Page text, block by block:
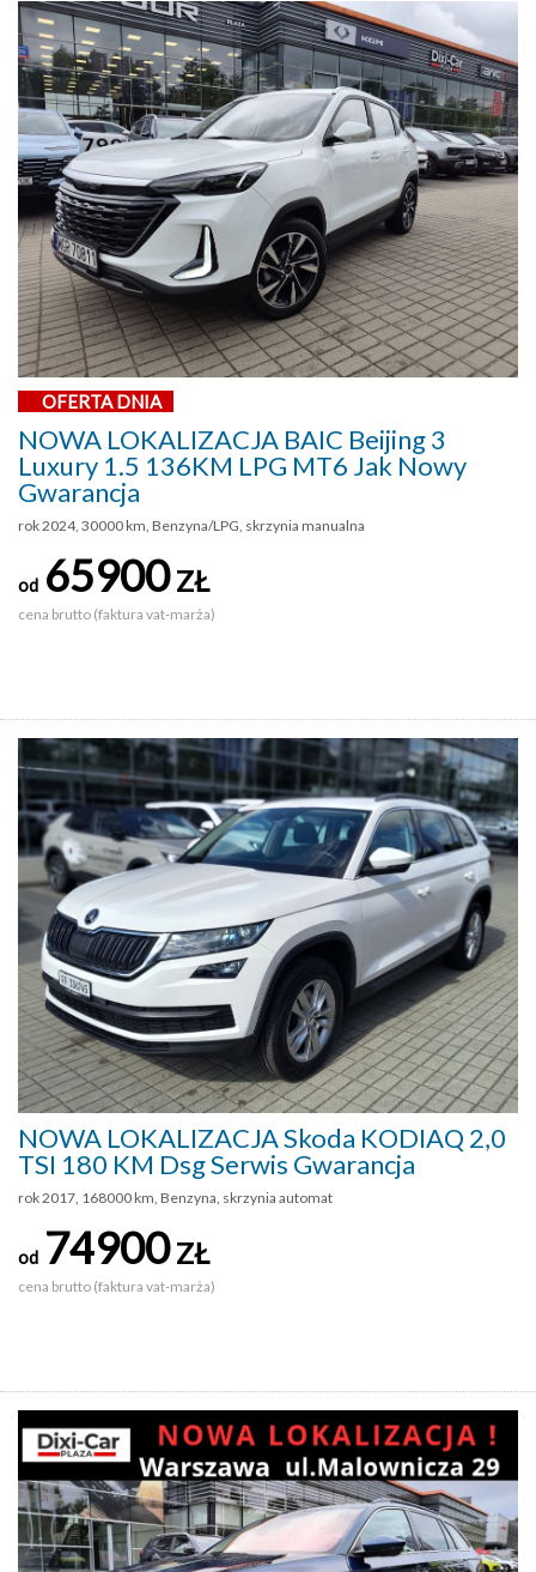
OFERTA DNIA
NOWA LOKALIZACJA BAIC Beijing 3
Luxury 1.5 136KM LPG MT6 Jak Nowy
Gwarancja
rok 2024, 30000 km, Benzyna/LPG, skrzynia manualna
od 65900ZŁ
cena brutto (faktura vat-marża)
NOWA LOKALIZACJA Skoda KODIAQ 2,0
TSI 180 KM Dsg Serwis Gwarancja
rok 2017, 168000 km, Benzyna, skrzynia automat
od 74900ZŁ
cena brutto (faktura vat-marża)